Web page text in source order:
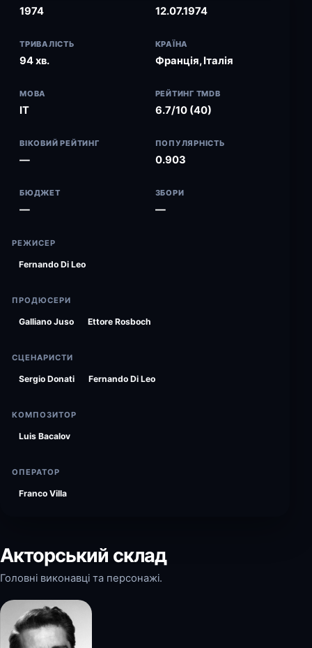
1974 12.07.1974
ТРИВАЛІСТЬ
94 хв.
КРАЇНА
Франція, Італія
МОВА
IT
РЕЙТИНГ TMDB
6.7/10 (40)
ВІКОВИЙ РЕЙТИНГ
—
ПОПУЛЯРНІСТЬ
0.903
БЮДЖЕТ
—
ЗБОРИ
—
РЕЖИСЕР
Fernando Di Leo
ПРОДЮСЕРИ
Galliano Juso Ettore Rosboch
СЦЕНАРИСТИ
Sergio Donati Fernando Di Leo
КОМПОЗИТОР
Luis Bacalov
ОПЕРАТОР
Franco Villa
Акторський склад
Головні виконавці та персонажі.